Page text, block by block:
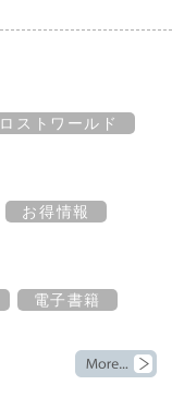
ロストワールド
お得情報
電子書籍